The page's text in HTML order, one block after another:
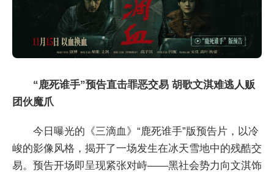
“鹿死谁手”预告直击罪恶交易 胡歌文淇难逃人贩
团伙魔爪
今日曝光的《三滴血》“鹿死谁手”版预告片，以冷
峻的影像风格，揭开了一场发生在冰天雪地中的残酷交
易。预告开场即呈现紧张对峙——黑社会势力向文淇饰